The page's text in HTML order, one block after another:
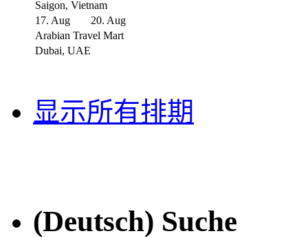
Saigon, Vietnam
17. Aug
20. Aug
Arabian Travel Mart
Dubai, UAE
显示所有排期
(Deutsch) Suche